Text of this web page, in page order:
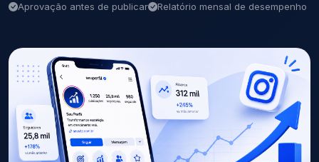
Aprovação antes de publicar
Relatório mensal de desempenho